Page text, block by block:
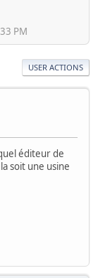
PM
USER ACTIONS
éditeur de
soit une usine